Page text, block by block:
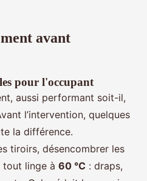
avant
pour l'occupant
aussi performant soit-il,
l’intervention, quelques
la différence.
tiroirs, désencombrer les
tout linge à 60 °C : draps,